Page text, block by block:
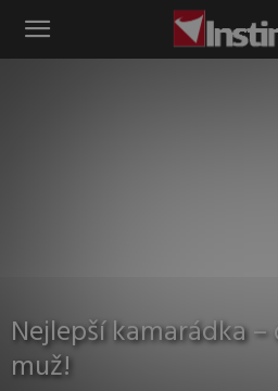
Instinkt
Nejlepší kamarádka
muž!